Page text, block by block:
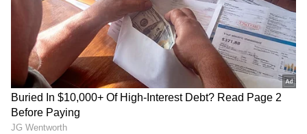
అందంగా రెడీ అవ్వాలని, ఫ్యాషన్ షో చేయాలనే కోరిక
ఉంటుంది. కానీ వాళ్ల నాన్న కనీసం ఆమెకు అద్దం కూడా
ఇవ్వడు. ఆ అమ్మాయి కోసం.. ఆ అబ్బాయి ఒక రోజు
స్పెషల్ గా ఒక బ్లౌజు స్వయంగా డిజైన్ చేసి.. ఆమెను
అందంగా రెడీ చేస్తాడు. సరిగ్గా అదే సమయానికి ఆ
అమ్మాయి వాళ్ల నాన్న వచ్చేస్తాడు. గొడవ జరుగుతుంది. ఇక
ఆ అమ్మాయి.. అబ్బాయి ఇద్దరూ కలిసి ఇళ్లు వదిలి